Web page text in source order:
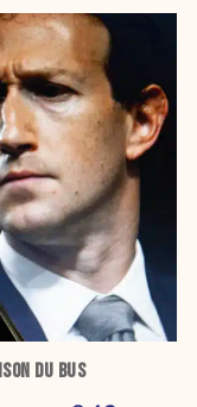
DU BUS